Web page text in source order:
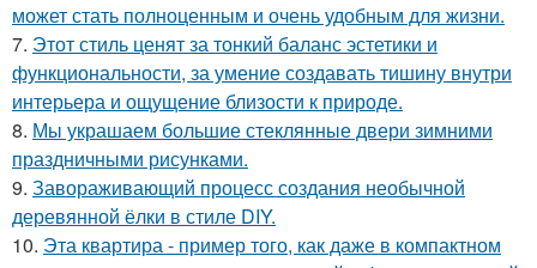
может стать полноценным и очень удобным для жизни.
7. Этот стиль ценят за тонкий баланс эстетики и
функциональности, за умение создавать тишину внутри
интерьера и ощущение близости к природе.
8. Мы украшаем большие стеклянные двери зимними
праздничными рисунками.
9. Завораживающий процесс создания необычной
деревянной ёлки в стиле DIY.
10. Эта квартира - пример того, как даже в компактном